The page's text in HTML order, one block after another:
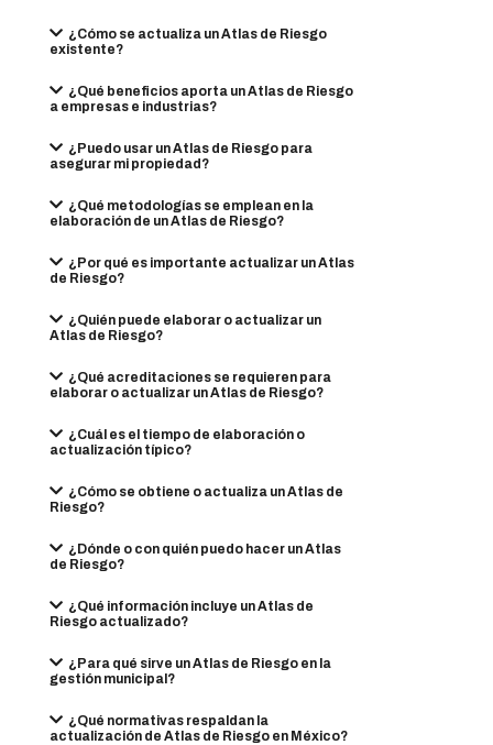
¿Cómo se actualiza un Atlas de Riesgo
existente?
¿Qué beneficios aporta un Atlas de Riesgo
a empresas e industrias?
¿Puedo usar un Atlas de Riesgo para
asegurar mi propiedad?
¿Qué metodologías se emplean en la
elaboración de un Atlas de Riesgo?
¿Por qué es importante actualizar un Atlas
de Riesgo?
¿Quién puede elaborar o actualizar un
Atlas de Riesgo?
¿Qué acreditaciones se requieren para
elaborar o actualizar un Atlas de Riesgo?
¿Cuál es el tiempo de elaboración o
actualización típico?
¿Cómo se obtiene o actualiza un Atlas de
Riesgo?
¿Dónde o con quién puedo hacer un Atlas
de Riesgo?
¿Qué información incluye un Atlas de
Riesgo actualizado?
¿Para qué sirve un Atlas de Riesgo en la
gestión municipal?
¿Qué normativas respaldan la
actualización de Atlas de Riesgo en México?